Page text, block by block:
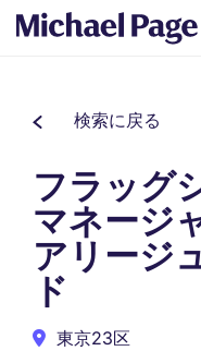
検索に戻る
フラッグ
マネージ
アリージ
ド
東京23区